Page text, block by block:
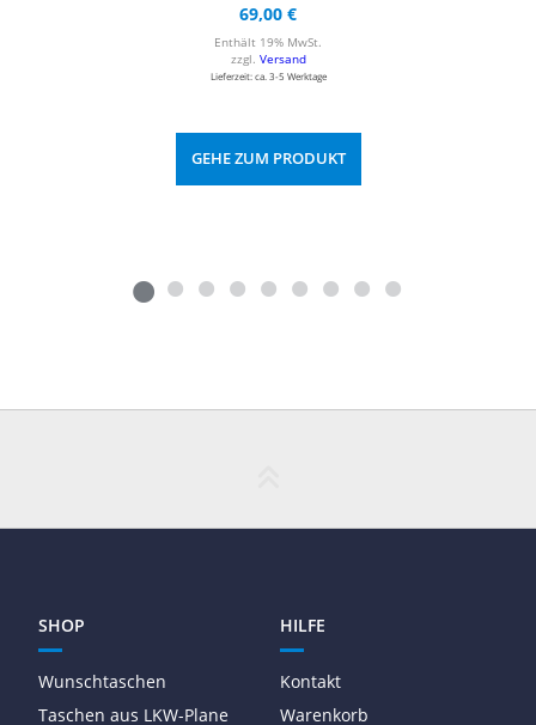
69,00€
Enthält 19% MwSt.
zzgl. Versand
Lieferzeit: ca. 3-5 Werktage
GEHE ZUM PRODUKT
SHOP
Wunschtaschen
Taschen aus LKW-Plane
HILFE
Kontakt
Warenkorb